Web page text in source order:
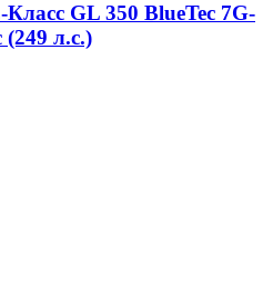
Класс GL 350 BlueTec 7G-
л.с.)